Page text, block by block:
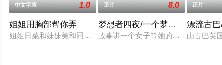
中文字幕 1.0
姐姐用胸部帮你弄
姐姐日菜和妹妹美和同居。妹妹美和把男友结弦带回家那天，
正片 8.0
梦想者四夜/一个梦想者的四个夜
故事讲一个女子等她的海员男友回来
正片
漂流古
由古巴英